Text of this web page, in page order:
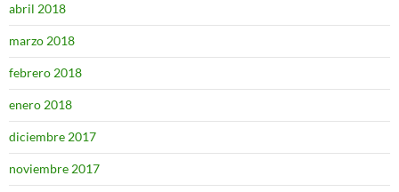
abril 2018
marzo 2018
febrero 2018
enero 2018
diciembre 2017
noviembre 2017